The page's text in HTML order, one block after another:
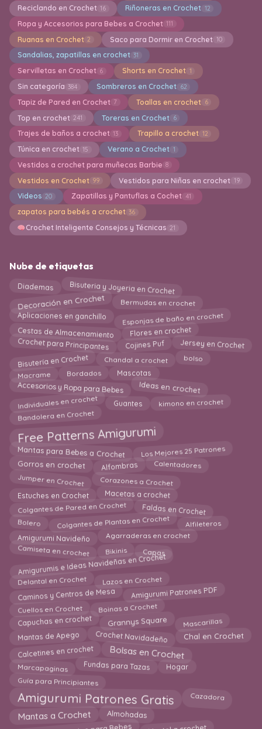
Reciclando en Crochet 16 Riñoneras en Crochet 12
Ropa y Accesorios para Bebes a Crochet 111
Ruanas en Crochet 2 Saco para Dormir en Crochet 10
Sandalias, zapatillas en crochet 31
Servilletas en Crochet 6 Shorts en Crochet 1
Sin categoría 384 Sombreros en Crochet 62
Tapiz de Pared en Crochet 7 Toallas en crochet 6
Top en crochet 241 Toreras en Crochet 6
Trajes de baños a crochet 13 Trapillo a crochet 12
Túnica en crochet 15 Verano a Crochet 1
Vestidos a crochet para muñecas Barbie 8
Vestidos en Crochet 99 Vestidos para Niñas en crochet 19
Videos 20 Zapatillas y Pantuflas a Cochet 41
zapatos para bebés a crochet 36
Crochet Inteligente Consejos y Técnicas 21
Nube de etiquetas
Diademas Bisuteria y Joyeria en Crochet
Decoración en Crochet Bermudas en crochet
Aplicaciones en ganchillo Esponjas de baño en crochet
Cestas de Almacenamiento Flores en crochet
Crochet para Principantes Cojines Puf Jersey en Crochet
Bisutería en Crochet Chandal a crochet bolso
Macrame Bordados Mascotas
Accesorios y Ropa para Bebes Ideas en crochet
Individuales en crochet Guantes kimono en crochet
Bandolera en Crochet
Free Patterns Amigurumi
Mantas para Bebes a Crochet Los Mejores 25 Patrones
Gorros en crochet Alfombras Calentadores
Jumper en Crochet Corazones a Crochet
Estuches en Crochet Macetas a crochet
Colgantes de Pared en Crochet Faldas en Crochet
Bolero Colgantes de Plantas en Crochet Alfileteros
Amigurumi Navideño Agarraderas en crochet
Camiseta en crochet Bikinis Capas
Amigurumis e Ideas Navideñas en Crochet
Delantal en Crochet Lazos en Crochet
Caminos y Centros de Mesa Amigurumi Patrones PDF
Cuellos en Crochet Boinas a Crochet
Capuchas en crochet Grannys Square Mascarillas
Mantas de Apego Crochet Navidadeño Chal en Crochet
Calcetines en crochet Bolsas en Crochet
Marcapaginas Fundas para Tazas Hogar
Guía para Principiantes
Amigurumi Patrones Gratis Cazadora
Mantas a Crochet Almohadas